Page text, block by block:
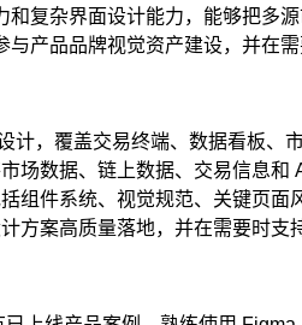
复杂界面设计能力，能够把多
产品品牌视觉资产建设，并在
计，覆盖交易终端、数据看板、
场数据、链上数据、交易信息和
组件系统、视觉规范、关键页面
方案高质量落地，并在需要时